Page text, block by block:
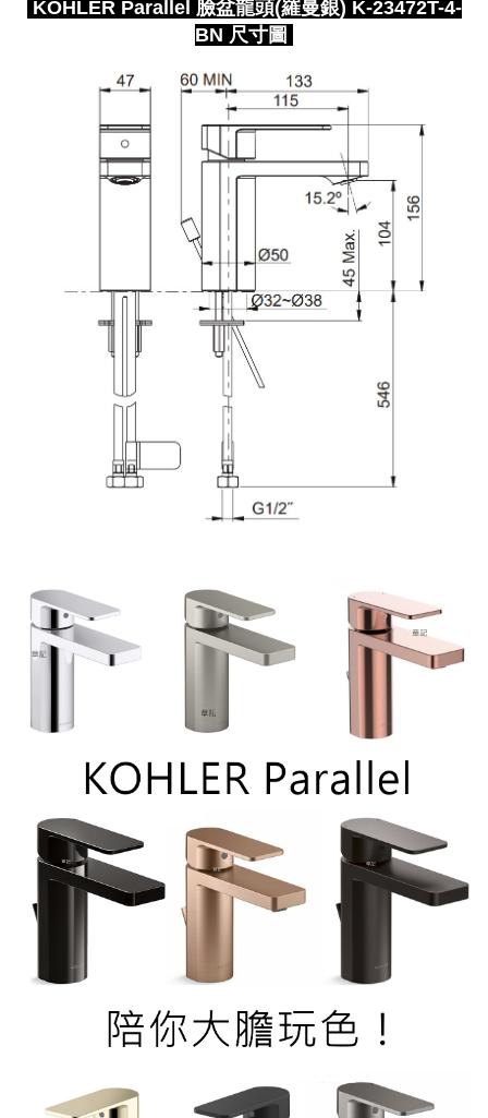
KOHLER Parallel 臉盆龍頭(羅曼銀) K-23472T-4-
BN 尺寸圖